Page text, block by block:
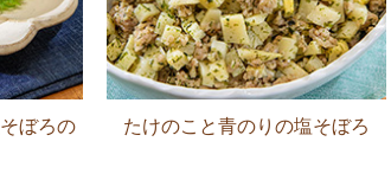
ぼろの
たけのこと青のりの塩そぼろ